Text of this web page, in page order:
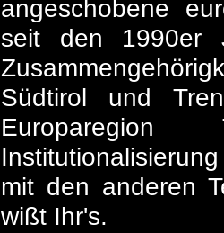
angeschobene
seit den 1990er
Südtirol und
Europaregion
mit den anderen
wißt Ihr's.